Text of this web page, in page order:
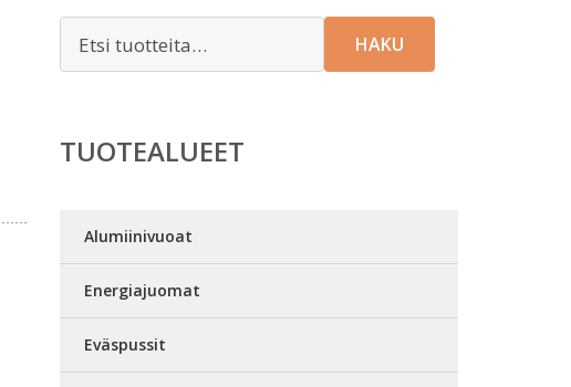
HAKU
TUOTEALUEET
Alumiinivuoat
Energiajuomat
Eväspussit